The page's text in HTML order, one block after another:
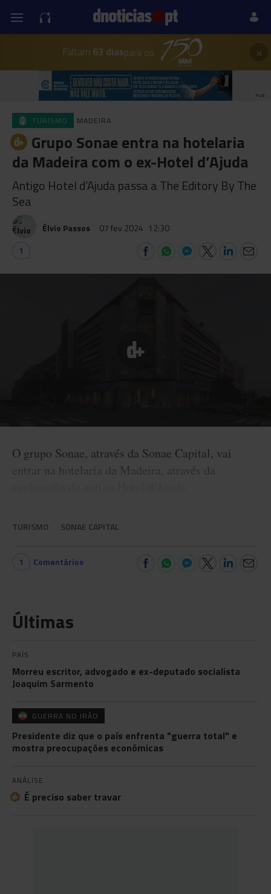
Faltam 63 diaspara os ×
PUB
TURISMO MADEIRA
Grupo Sonae entra na hotelaria
da Madeira com o ex-Hotel d’Ajuda
Antigo Hotel d’Ajuda passa a The Editory By The
Sea
Élvio Passos 07 fev 2024 12:30
1
O grupo Sonae, através da Sonae Capital, vai
entrar na hotelaria da Madeira, através da
TURISMO SONAE CAPITAL
1 Comentários
Últimas
PAÍS
Morreu escritor, advogado e ex-deputado socialista
Joaquim Sarmento
GUERRA NO IRÃO
Presidente diz que o país enfrenta "guerra total" e
mostra preocupações económicas
ANÁLISE
É preciso saber travar